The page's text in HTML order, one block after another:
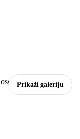
Prikaži galeriju